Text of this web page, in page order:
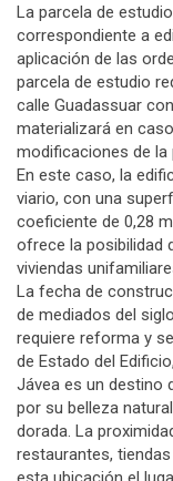
La parcela de
correspondiente a
aplicación de las
parcela de estudio
calle Guadassuar
materializará en
modificaciones de la
En este caso, la
viario, con una
coeficiente de 0,28
ofrece la posibilidad
viviendas
La fecha de
de mediados del
requiere reforma y
de Estado del
Jávea es un destino
por su belleza
dorada. La
restaurantes,